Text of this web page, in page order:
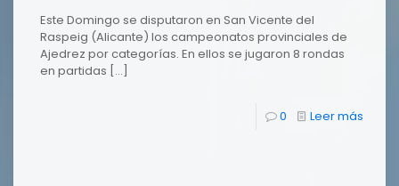
Este Domingo se disputaron en San Vicente del
Raspeig (Alicante) los campeonatos provinciales de
Ajedrez por categorías. En ellos se jugaron 8 rondas
en partidas […]
0 Leer más